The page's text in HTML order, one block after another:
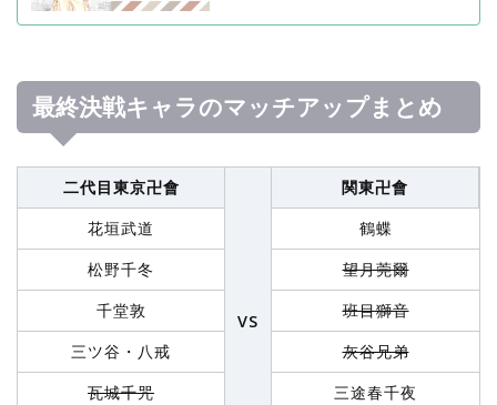
最終決戦キャラのマッチアップまとめ
二代目東京卍會
VS
関東卍會
花垣武道
鶴蝶
松野千冬
望月莞爾
千堂敦
班目獅音
三ツ谷・八戒
灰谷兄弟
瓦城千咒
三途春千夜